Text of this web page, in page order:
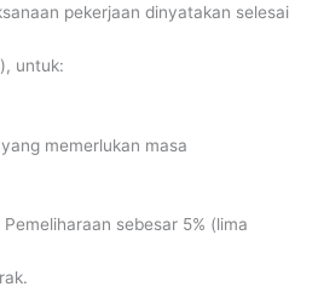
pekerjaan dinyatakan selesai
untuk:
memerlukan masa
sebesar 5% (lima